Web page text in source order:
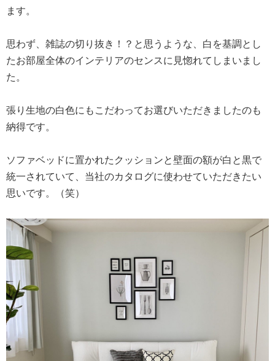
ます。
思わず、雑誌の切り抜き！？と思うような、白を基調とし
たお部屋全体のインテリアのセンスに見惚れてしまいまし
た。
張り生地の白色にもこだわってお選びいただきましたのも
納得です。
ソファベッドに置かれたクッションと壁面の額が白と黒で
統一されていて、当社のカタログに使わせていただきたい
思いです。（笑）